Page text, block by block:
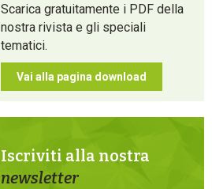
Scarica gratuitamente i PDF della
nostra rivista e gli speciali
tematici.
Vai alla pagina download
Iscriviti alla nostra
newsletter